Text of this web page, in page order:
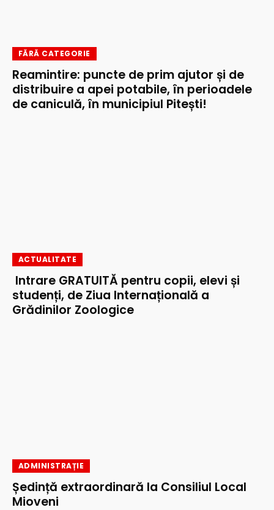
FĂRĂ CATEGORIE
Reamintire: puncte de prim ajutor și de
distribuire a apei potabile, în perioadele
de caniculă, în municipiul Pitești!
ACTUALITATE
Intrare GRATUITĂ pentru copii, elevi și
studenți, de Ziua Internațională a
Grădinilor Zoologice
ADMINISTRAȚIE
Ședință extraordinară la Consiliul Local
Mioveni